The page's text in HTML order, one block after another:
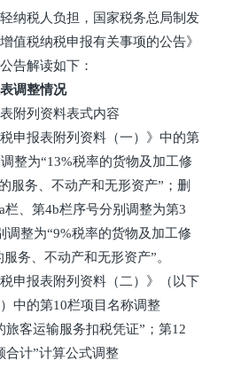
纳税人负担，国家税务总局制发
值税纳税申报有关事项的公告》
告解读如下：
调整情况
列资料表式内容
报表附列资料（一）》中的第
整为“13%税率的货物及加工修
服务、不动产和无形资产”；删
栏、第4b栏序号分别调整为第3
调整为“9%税率的货物及加工修
务、不动产和无形资产”。
报表附列资料（二）》（以下
中的第10栏项目名称调整
旅客运输服务扣税凭证”；第12
合计”计算公式调整